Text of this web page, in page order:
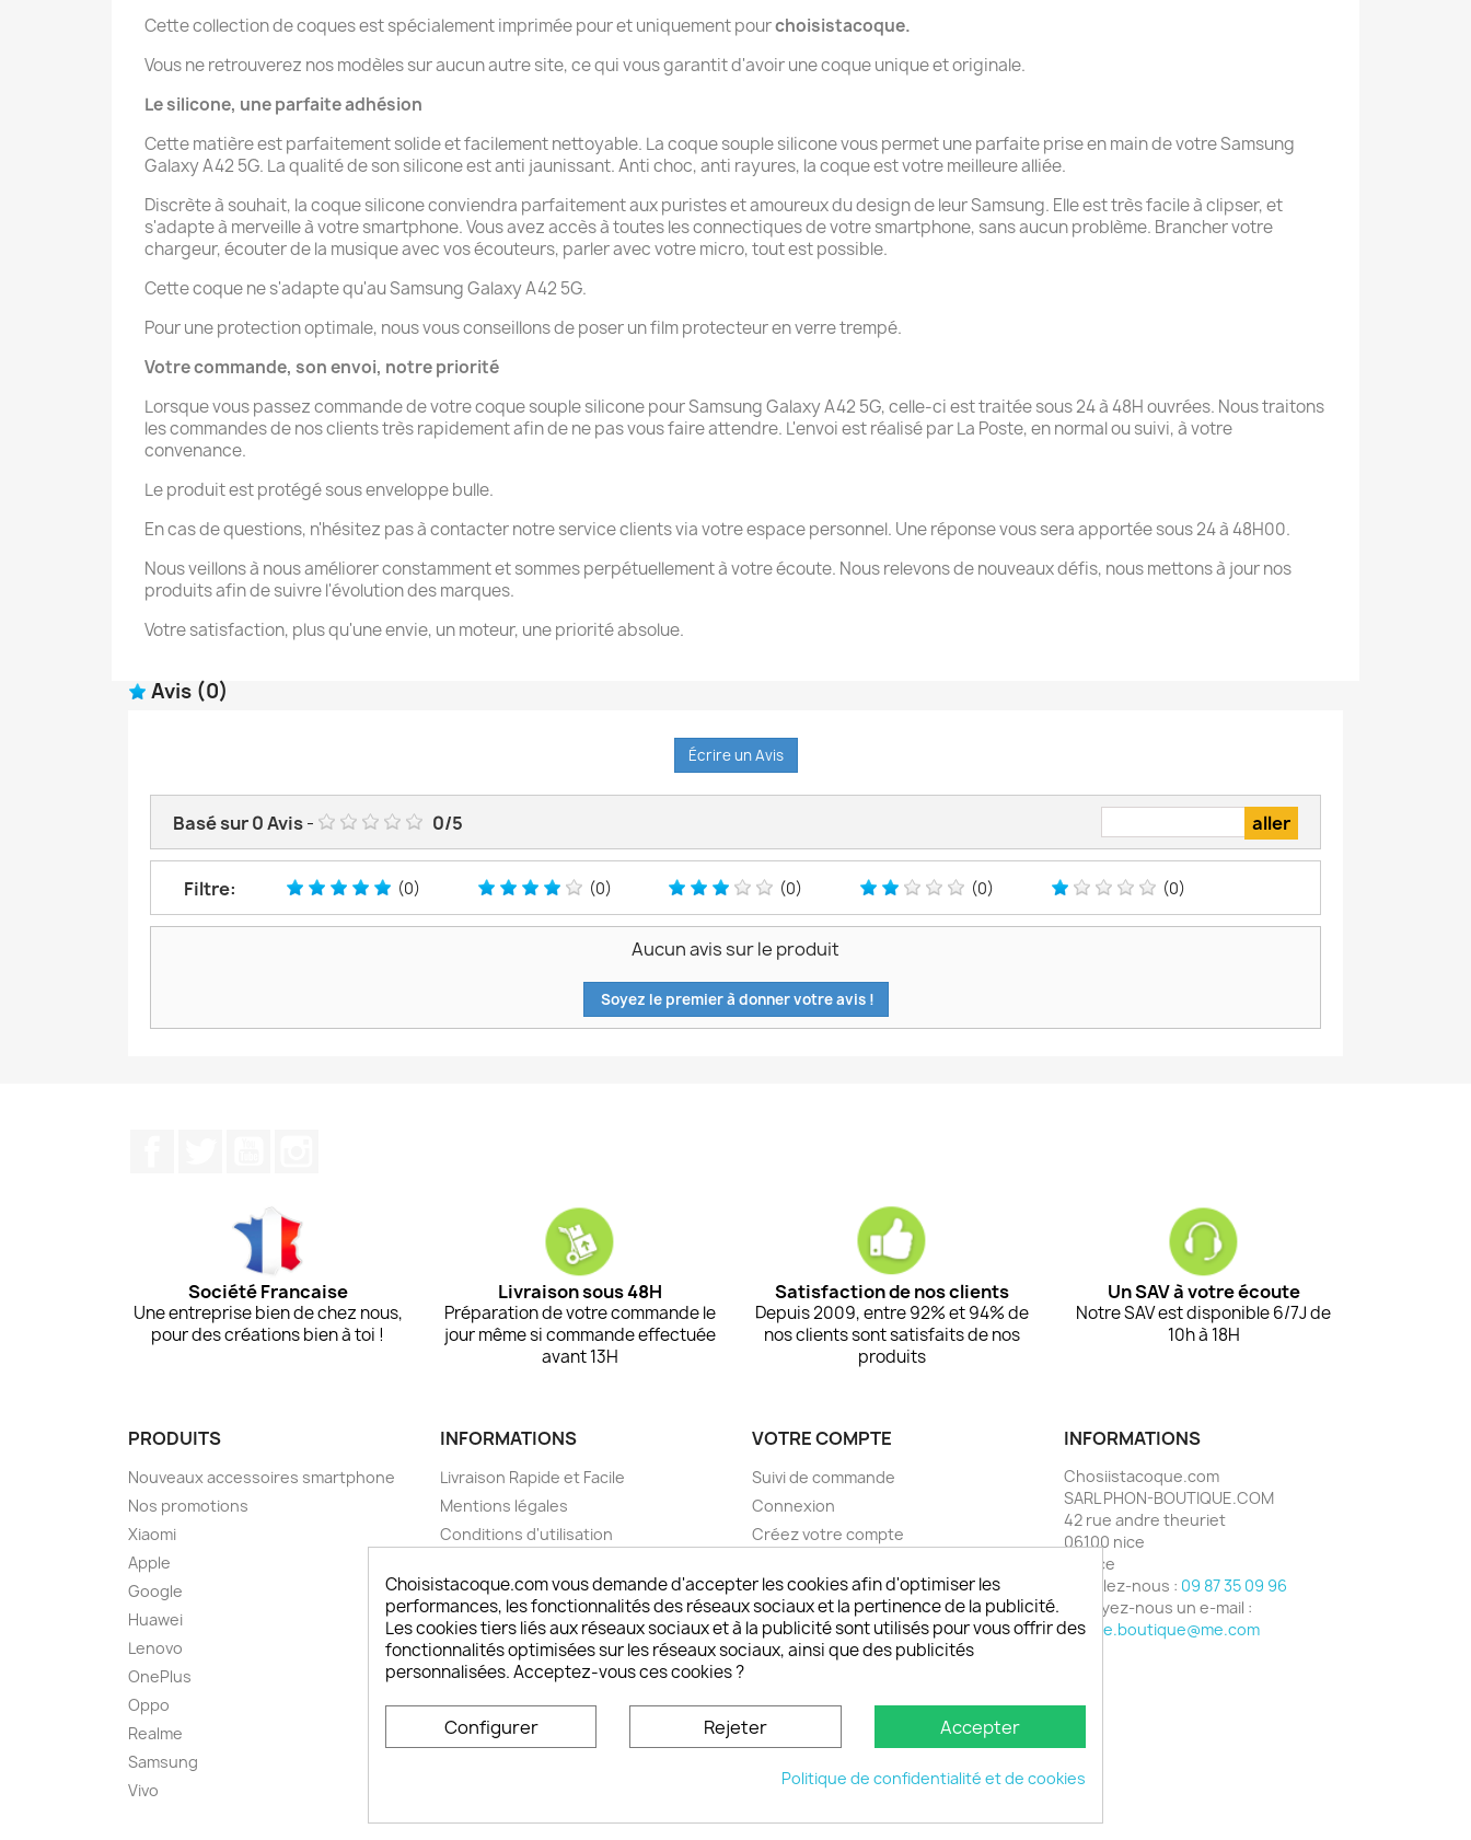
Cette collection de coques est spécialement imprimée pour et uniquement pourchoisistacoque.
Vous ne retrouverez nos modèles sur aucun autre site, ce qui vous garantit d'avoir une coque unique et originale.
Le silicone, une parfaite adhésion
Cette matière est parfaitement solide et facilement nettoyable. La coque souple silicone vous permet une parfaite prise en main de votre Samsung
Galaxy A42 5G. La qualité de son silicone est anti jaunissant. Anti choc, anti rayures, la coque est votre meilleure alliée.
Discrète à souhait, la coque silicone conviendra parfaitement aux puristes et amoureux du design de leur Samsung. Elle est très facile à clipser, et
s'adapte à merveille à votre smartphone. Vous avez accès à toutes les connectiques de votre smartphone, sans aucun problème. Brancher votre
chargeur, écouter de la musique avec vos écouteurs, parler avec votre micro, tout est possible.
Cette coque ne s'adapte qu'au Samsung Galaxy A42 5G.
Pour une protection optimale, nous vous conseillons de poser un film protecteur en verre trempé.
Votre commande, son envoi, notre priorité
Lorsque vous passez commande de votre coque souple silicone pour Samsung Galaxy A42 5G, celle-ci est traitée sous 24 à 48H ouvrées. Nous traitons
les commandes de nos clients très rapidement afin de ne pas vous faire attendre. L'envoi est réalisé par La Poste, en normal ou suivi, à votre
convenance.
Le produit est protégé sous enveloppe bulle.
En cas de questions, n'hésitez pas à contacter notre service clients via votre espace personnel. Une réponse vous sera apportée sous 24 à 48H00.
Nous veillons à nous améliorer constamment et sommes perpétuellement à votre écoute. Nous relevons de nouveaux défis, nous mettons à jour nos
produits afin de suivre l'évolution des marques.
Votre satisfaction, plus qu'une envie, un moteur, une priorité absolue.
Avis (0)
Écrire un Avis
Basé sur0Avis- 0/5
Filtre: (0) (0) (0) (0) (0)
Aucun avis sur le produit
Soyez le premier à donner votre avis !
Société Francaise
Une entreprise bien de chez nous,
pour des créations bien à toi !
Livraison sous 48H
Préparation de votre commande le
jour même si commande effectuée
avant 13H
Satisfaction de nos clients
Depuis 2009, entre 92% et 94% de
nos clients sont satisfaits de nos
produits
Un SAV à votre écoute
Notre SAV est disponible 6/7J de
10h à 18H
PRODUITS
Nouveaux accessoires smartphone
Nos promotions
Xiaomi
Apple
Google
Huawei
Lenovo
OnePlus
Oppo
Realme
Samsung
Vivo
INFORMATIONS
Livraison Rapide et Facile
Mentions légales
Conditions d'utilisation
Paiement sécurisé choisistacoque
Retours et remboursements
Livraison DOM TOM et outremer
FAQ choisistacoque
Comment personnaliser son
smartphone
VOTRE COMPTE
Suivi de commande
Connexion
Créez votre compte
INFORMATIONS
Chosiistacoque.com
SARL PHON-BOUTIQUE.COM
42 rue andre theuriet
06100 nice
France
Appelez-nous : 09 87 35 09 96
Envoyez-nous un e-mail :
phone.boutique@me.com
© 2026 - choisistacoque.com
Choisistacoque.com vous demande d'accepter les cookies afin d'optimiser les
performances, les fonctionnalités des réseaux sociaux et la pertinence de la publicité.
Les cookies tiers liés aux réseaux sociaux et à la publicité sont utilisés pour vous offrir des
fonctionnalités optimisées sur les réseaux sociaux, ainsi que des publicités
personnalisées. Acceptez-vous ces cookies ?
Configurer Rejeter Accepter
Politique de confidentialité et de cookies